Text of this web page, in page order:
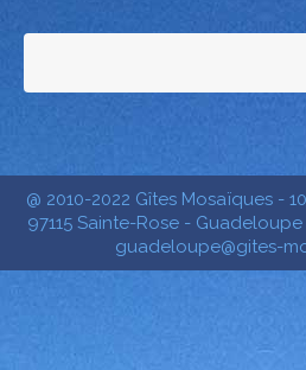
@ 2010-2022 Gîtes Mosaïques -
97115 Sainte-Rose -
guadeloupe@gites-